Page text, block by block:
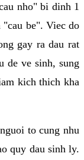
nho" bi dinh 1
"cau be". Viec do
gay ra dau rat
de ve sinh, sung
kich thich kha
to cung nhu
quy dau sinh ly.